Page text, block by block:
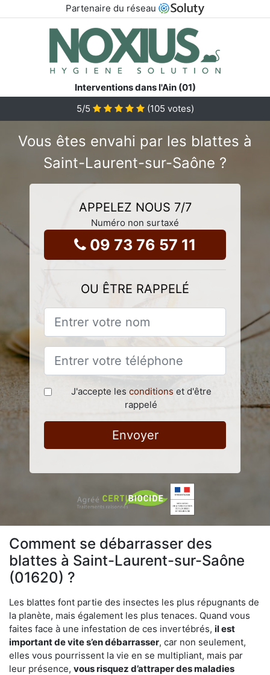
Partenaire du réseau
Interventions dans l'Ain (01)
5/5 (105 votes)
Vous êtes envahi par les blattes à
Saint-Laurent-sur-Saône ?
APPELEZ NOUS 7/7
Numéro non surtaxé
09 73 76 57 11
OU ÊTRE RAPPELÉ
J'accepte les conditions et d'être
rappelé
Envoyer
Comment se débarrasser des
blattes à Saint-Laurent-sur-Saône
(01620) ?
Les blattes font partie des insectes les plus répugnants de
la planète, mais également les plus tenaces. Quand vous
faites face à une infestation de ces invertébrés, il est
important de vite s’en débarrasser, car non seulement,
elles vous pourrissent la vie en se multipliant, mais par
leur présence, vous risquez d’attraper des maladies